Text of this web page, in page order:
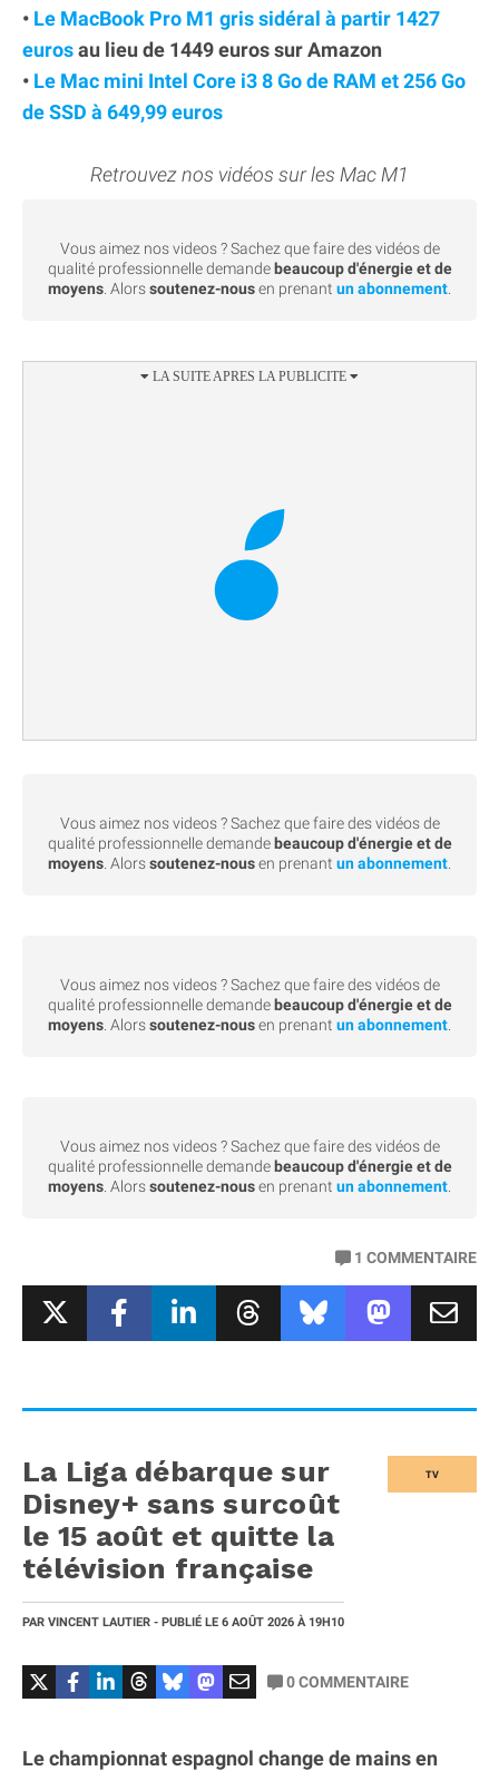
• Le MacBook Pro M1 gris sidéral à partir 1427
eurosau lieu de 1449 euros sur Amazon
• Le Mac mini Intel Core i3 8 Go de RAM et 256 Go
de SSD à 649,99 euros
Retrouvez nos vidéos sur les Mac M1
Vous aimez nos videos ? Sachez que faire des vidéos de
qualité professionnelle demande beaucoup d'énergie et de
moyens . Alorssoutenez-nousen prenant un abonnement
Vous aimez nos videos ? Sachez que faire des vidéos de
qualité professionnelle demande beaucoup d'énergie et de
moyens . Alorssoutenez-nousen prenant un abonnement
Vous aimez nos videos ? Sachez que faire des vidéos de
qualité professionnelle demande beaucoup d'énergie et de
moyens . Alorssoutenez-nousen prenant un abonnement
Vous aimez nos videos ? Sachez que faire des vidéos de
qualité professionnelle demande beaucoup d'énergie et de
moyens . Alorssoutenez-nousen prenant un abonnement
1 COMMENTAIRE
TV
La Liga débarque sur
Disney+ sans surcoût
le 15 août et quitte la
télévision française
PAR VINCENT LAUTIER - PUBLIÉ LE 6 AOÛT 2026 À 19H10
0COMMENTAIRE
Le championnat espagnol change de mains en